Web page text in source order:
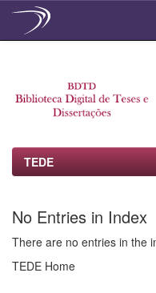
TEDE
No Entries in Index
There are no entries in the
TEDE Home